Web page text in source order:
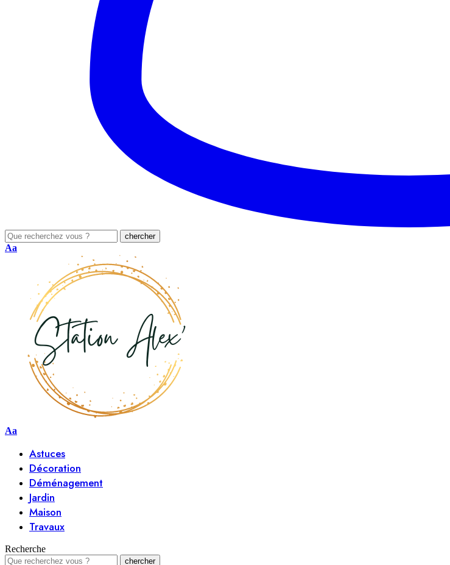
Aa
Aa
Astuces
Décoration
Déménagement
Jardin
Maison
Travaux
Recherche